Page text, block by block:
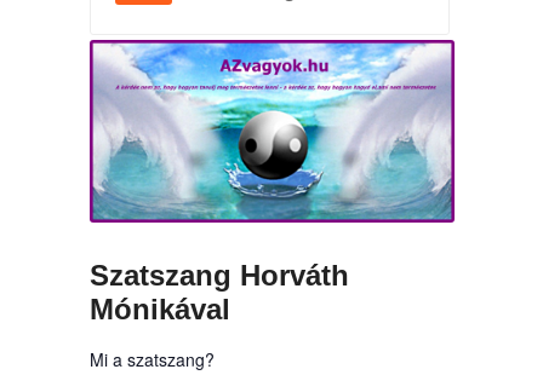
Szatszang Horváth
Mónikával
Mi a szatszang?